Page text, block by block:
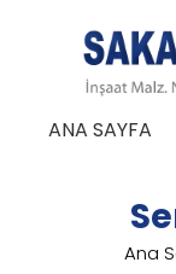
ANA SAYFA
Ana